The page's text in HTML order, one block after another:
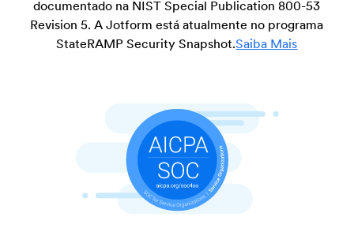
documentado na NIST Special Publication 800-53
Revision 5. A Jotform está atualmente no programa
StateRAMP Security Snapshot.Saiba Mais